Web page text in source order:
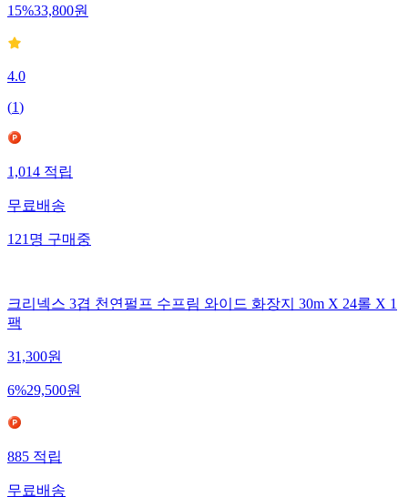
15%33,800원
4.0
(1)
1,014적립
무료배송
121명구매중
크리넥스 3겹 천연펄프 수프림 와이드 화장지 30m X 24롤 X 1
팩
31,300원
6%29,500원
885적립